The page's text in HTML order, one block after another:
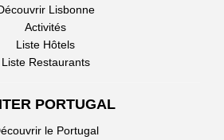
Lisbonne
Activités
Liste Hôtels
Liste Restaurants
PORTUGAL
le Portugal